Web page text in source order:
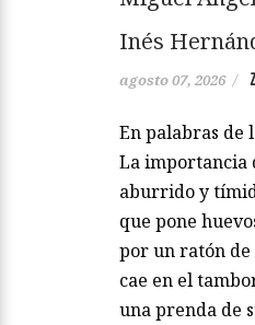
Inés
agosto 07, 2026 /
En palabras de
La importancia
aburrido y
que pone
por un ratón de
cae en el
una prenda de